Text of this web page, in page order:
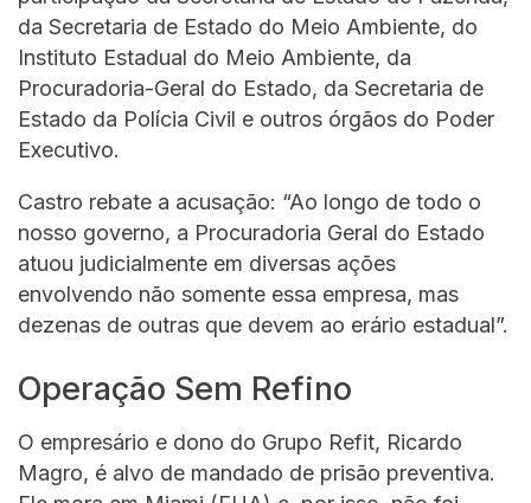
da Secretaria de Estado do Meio Ambiente, do
Instituto Estadual do Meio Ambiente, da
Procuradoria-Geral do Estado, da Secretaria de
Estado da Polícia Civil e outros órgãos do Poder
Executivo.
Castro rebate a acusação: “Ao longo de todo o
nosso governo, a Procuradoria Geral do Estado
atuou judicialmente em diversas ações
envolvendo não somente essa empresa, mas
dezenas de outras que devem ao erário estadual”.
Operação Sem Refino
O empresário e dono do Grupo Refit, Ricardo
Magro, é alvo de mandado de prisão preventiva.